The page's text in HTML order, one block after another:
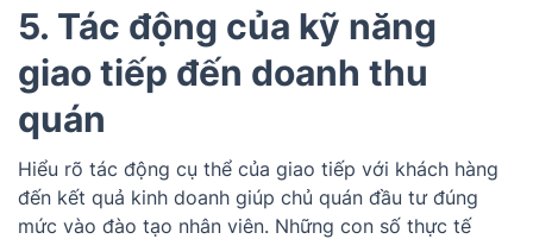
5. Tác động của kỹ năng
giao tiếp đến doanh thu
quán
Hiểu rõ tác động cụ thể của giao tiếp với khách hàng
đến kết quả kinh doanh giúp chủ quán đầu tư đúng
mức vào đào tạo nhân viên. Những con số thực tế